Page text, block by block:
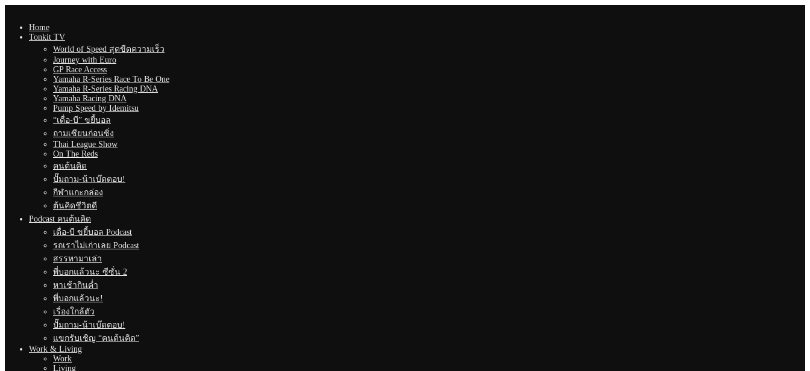
Home
Tonkit TV
World of Speed สุดขีดความเร็ว
Journey with Euro
GP Race Access
Yamaha R-Series Race To Be One
Yamaha R-Series Racing DNA
Yamaha Racing DNA
Pump Speed by Idemitsu
“เดื่อ-บี” ขยี้บอล
ถามเซียนก่อนซิ่ง
Thai League Show
On The Reds
คนต้นคิด
ปั๊มถาม-น้าเบ๊ดตอบ!
กีฬาแกะกล่อง
ต้นคิดชีวิตดี
Podcast คนต้นคิด
เดื่อ-บี ขยี้บอล Podcast
รถเราไม่เก่าเลย Podcast
สรรหามาเล่า
พี่บอกแล้วนะ ซีซั่น 2
หาเช้ากินค่ำ
พี่บอกแล้วนะ!
เรื่องใกล้ตัว
ปั๊มถาม-น้าเบ๊ดตอบ!
แขกรับเชิญ “คนต้นคิด”
Work & Living
Work
Living